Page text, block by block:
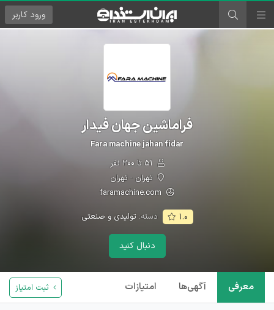
ورود کاربر
فراماشین جهان فیدار
Fara machine jahan fidar
تهران - تهران
۱.۰ دسته:تولیدی و صنعتی
دنبال کنید
معرفی آگهی‌ها امتیازات ثبت امتیاز